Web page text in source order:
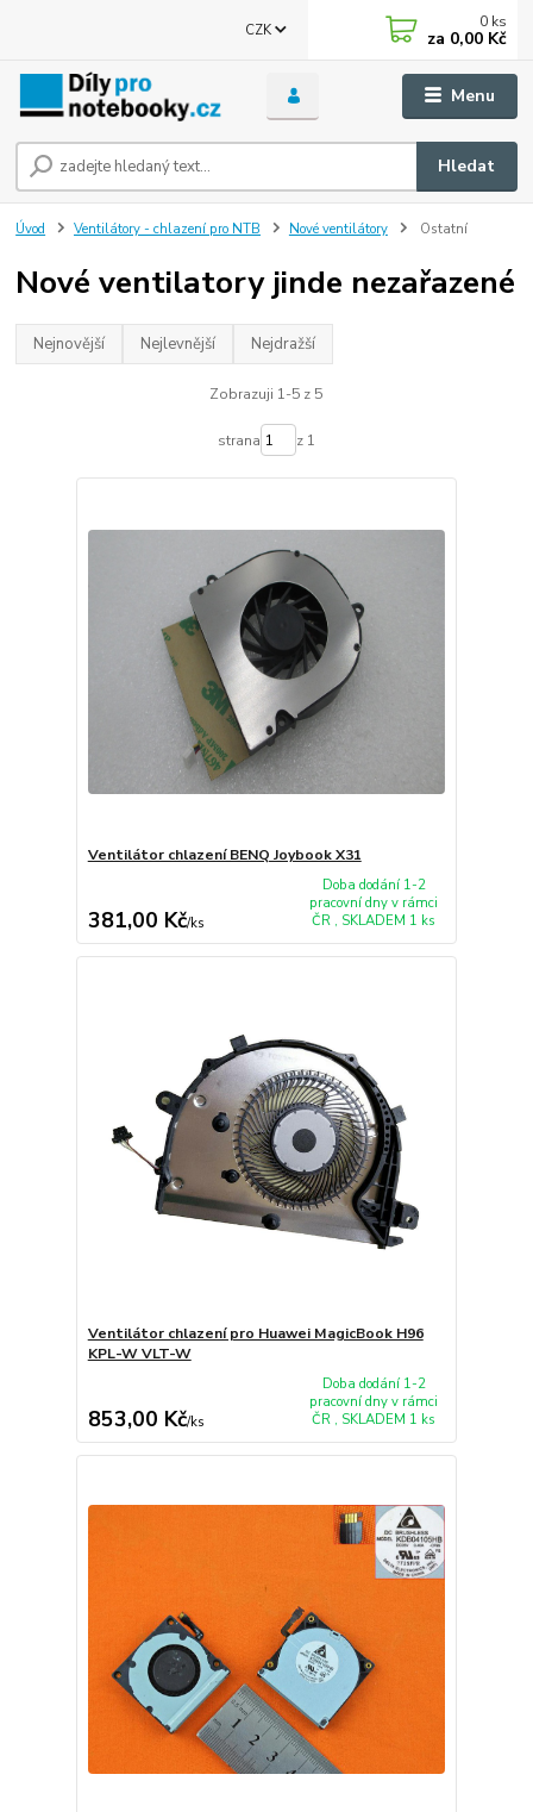
Menu
CZK
Hledat
0 ks
za 0,00 Kč
Úvod Ventilátory - chlazení pro NTB Nové ventilátory Ostatní
Nové ventilatory jinde nezařazené
Nejnovější Nejlevnější Nejdražší
Zobrazuji 1-5 z 5
strana z 1
Ventilátor chlazení BENQ Joybook X31
381,00 Kč/ks
Doba dodání 1-2
pracovní dny v rámci
ČR , SKLADEM 1 ks
Ventilátor chlazení pro Huawei MagicBook H96
KPL-W VLT-W
853,00 Kč/ks
Doba dodání 1-2
pracovní dny v rámci
ČR , SKLADEM 1 ks